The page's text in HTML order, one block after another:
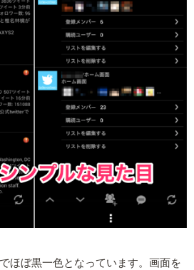
ほぼ黒一色となっています。画面を